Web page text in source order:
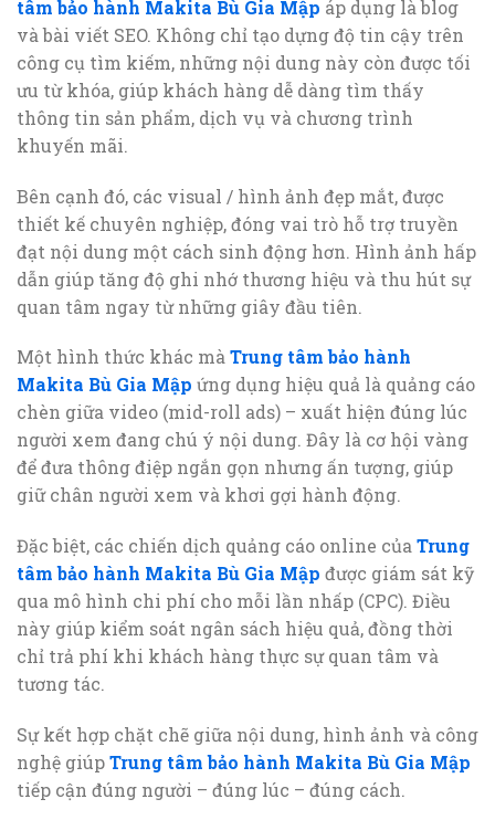
tâm bảo hành Makita Bù Gia Mập áp dụng là blog
và bài viết SEO. Không chỉ tạo dựng độ tin cậy trên
công cụ tìm kiếm, những nội dung này còn được tối
ưu từ khóa, giúp khách hàng dễ dàng tìm thấy
thông tin sản phẩm, dịch vụ và chương trình
khuyến mãi.
Bên cạnh đó, các visual / hình ảnh đẹp mắt, được
thiết kế chuyên nghiệp, đóng vai trò hỗ trợ truyền
đạt nội dung một cách sinh động hơn. Hình ảnh hấp
dẫn giúp tăng độ ghi nhớ thương hiệu và thu hút sự
quan tâm ngay từ những giây đầu tiên.
Một hình thức khác màTrung tâm bảo hành
Makita Bù Gia Mập ứng dụng hiệu quả là quảng cáo
chèn giữa video (mid-roll ads) – xuất hiện đúng lúc
người xem đang chú ý nội dung. Đây là cơ hội vàng
để đưa thông điệp ngắn gọn nhưng ấn tượng, giúp
giữ chân người xem và khơi gợi hành động.
Đặc biệt, các chiến dịch quảng cáo online củaTrung
tâm bảo hành Makita Bù Gia Mập được giám sát kỹ
qua mô hình chi phí cho mỗi lần nhấp (CPC). Điều
này giúp kiểm soát ngân sách hiệu quả, đồng thời
chỉ trả phí khi khách hàng thực sự quan tâm và
tương tác.
Sự kết hợp chặt chẽ giữa nội dung, hình ảnh và công
nghệ giúpTrung tâm bảo hành Makita Bù Gia Mập
tiếp cận đúng người – đúng lúc – đúng cách.